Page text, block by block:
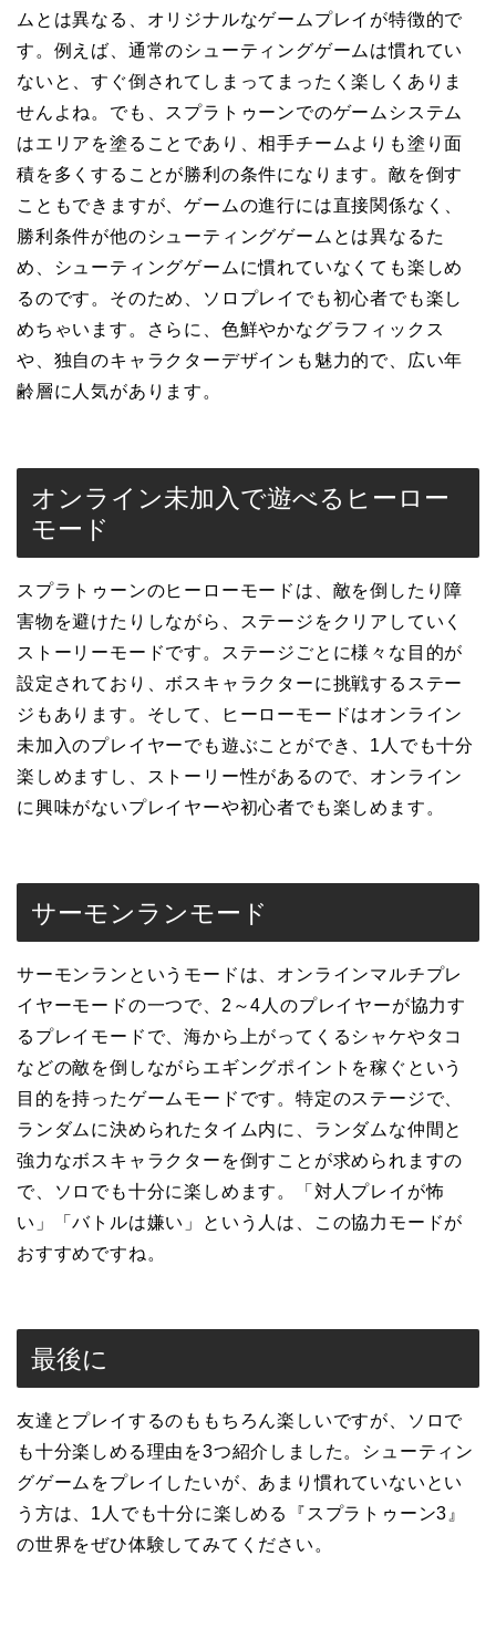
ムとは異なる、オリジナルなゲームプレイが特徴的で
す。例えば、通常のシューティングゲームは慣れてい
ないと、すぐ倒されてしまってまったく楽しくありま
せんよね。でも、スプラトゥーンでのゲームシステム
はエリアを塗ることであり、相手チームよりも塗り面
積を多くすることが勝利の条件になります。敵を倒す
こともできますが、ゲームの進行には直接関係なく、
勝利条件が他のシューティングゲームとは異なるた
め、シューティングゲームに慣れていなくても楽しめ
るのです。そのため、ソロプレイでも初心者でも楽し
めちゃいます。さらに、色鮮やかなグラフィックス
や、独自のキャラクターデザインも魅力的で、広い年
齢層に人気があります。
オンライン未加入で遊べるヒーロー
モード
スプラトゥーンのヒーローモードは、敵を倒したり障
害物を避けたりしながら、ステージをクリアしていく
ストーリーモードです。ステージごとに様々な目的が
設定されており、ボスキャラクターに挑戦するステー
ジもあります。そして、ヒーローモードはオンライン
未加入のプレイヤーでも遊ぶことができ、1人でも十分
楽しめますし、ストーリー性があるので、オンライン
に興味がないプレイヤーや初心者でも楽しめます。
サーモンランモード
サーモンランというモードは、オンラインマルチプレ
イヤーモードの一つで、2～4人のプレイヤーが協力す
るプレイモードで、海から上がってくるシャケやタコ
などの敵を倒しながらエギングポイントを稼ぐという
目的を持ったゲームモードです。特定のステージで、
ランダムに決められたタイム内に、ランダムな仲間と
強力なボスキャラクターを倒すことが求められますの
で、ソロでも十分に楽しめます。「対人プレイが怖
い」「バトルは嫌い」という人は、この協力モードが
おすすめですね。
最後に
友達とプレイするのももちろん楽しいですが、ソロで
も十分楽しめる理由を3つ紹介しました。シューティン
グゲームをプレイしたいが、あまり慣れていないとい
う方は、1人でも十分に楽しめる『スプラトゥーン3』
の世界をぜひ体験してみてください。